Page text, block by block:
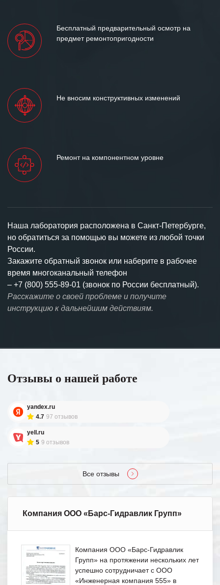
Бесплатный предварительный осмотр на
предмет ремонтопригодности
Не вносим конструктивных изменений
Ремонт на компонентном уровне
Наша лаборатория расположена в Санкт-Петербурге,
но обратиться за помощью вы можете из любой точки
России.
Закажите обратный звонок или наберите в рабочее
время многоканальный телефон
– +7 (800) 555-89-01 (звонок по России бесплатный).
Расскажите о своей проблеме и получите
инструкцию к дальнейшим действиям.
Отзывы о нашей работе
yandex.ru
4.7 97 отзывов
yell.ru
5 9 отзывов
Все отзывы
Компания ООО «Барс-Гидравлик Групп»
Компания ООО «Барс-Гидравлик
Групп» на протяжении нескольких лет
успешно сотрудничает с ООО
«Инженерная компания 555» в